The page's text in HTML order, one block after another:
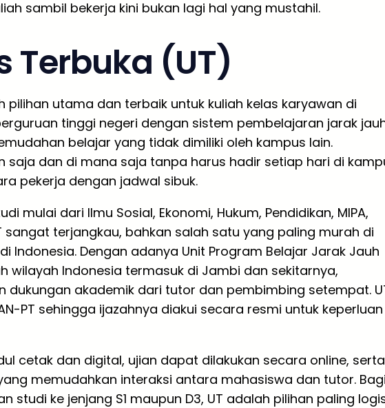
sambil bekerja kini bukan lagi hal yang mustahil.
Terbuka (UT)
pilihan utama dan terbaik untuk kuliah kelas karyawan di
tinggi negeri dengan sistem pembelajaran jarak
belajar yang tidak dimiliki oleh kampus lain.
saja dan di mana saja tanpa harus hadir setiap hari di
pekerja dengan jadwal sibuk.
mulai dari Ilmu Sosial, Ekonomi, Hukum, Pendidikan, MIPA,
sangat terjangkau, bahkan salah satu yang paling murah di
Indonesia. Dengan adanya Unit Program Belajar Jarak Jauh
wilayah Indonesia termasuk di Jambi dan sekitarnya,
akademik dari tutor dan pembimbing setempat.
PT sehingga ijazahnya diakui secara resmi untuk keperluan
cetak dan digital, ujian dapat dilakukan secara online, serta
memudahkan interaksi antara mahasiswa dan tutor.
studi ke jenjang S1 maupun D3, UT adalah pilihan paling